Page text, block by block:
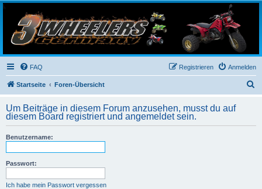
3-Wheelers Germany
Honda, Yamaha, Kawasaki Trike
FAQ Anmelden
Registrieren
Startseite Foren-Übersicht
h
Um Beiträge in diesem Forum anzusehen, musst du auf
diesem Board registriert und angemeldet sein.
Benutzername:
Passwort:
Ich habe mein Passwort vergessen